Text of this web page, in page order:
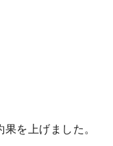
を上げました。